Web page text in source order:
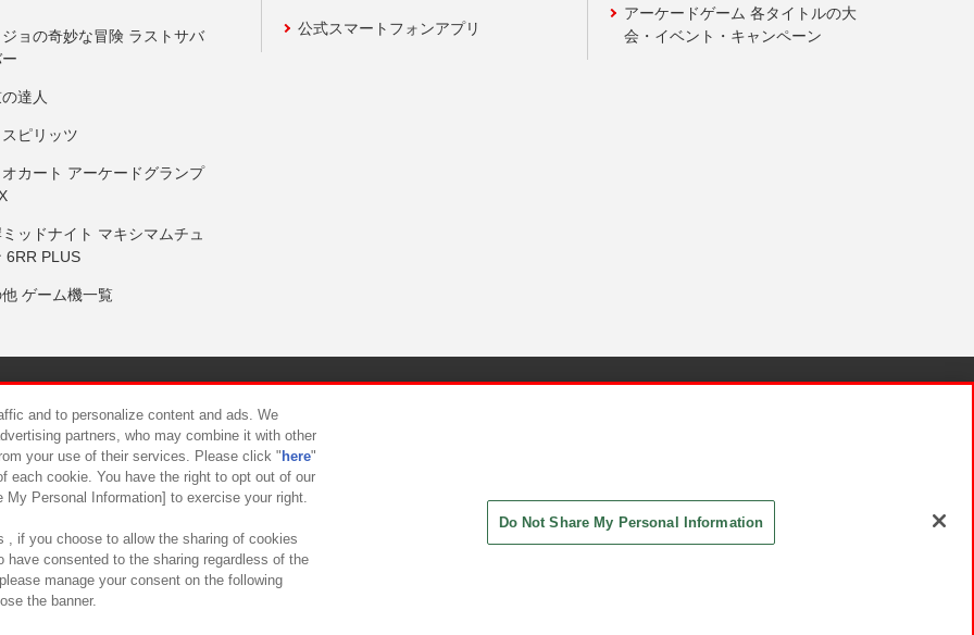
ョの奇妙な冒険 ラストサバ
達人
ピリッツ
カート アーケードグランプ
ッドナイト マキシマムチュ
6RR PLUS
ゲーム機一覧
公式スマートフォンアプリ
アーケードゲーム 各タイトルの大
会・イベント・キャンペーン
について カスタマーハラスメント対応方針
and to personalize content and ads. We
partners, who may combine it with other
your use of their services. Please click " here"
each cookie. You have the right to opt out of our
Personal Information] to exercise your right.
, if you choose to allow the sharing of cookies
have consented to the sharing regardless of the
manage your consent on the following
the banner.
Do Not Share My Personal Information